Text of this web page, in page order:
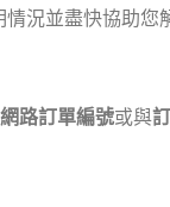
情況並盡快協助您
網路訂單編號或與